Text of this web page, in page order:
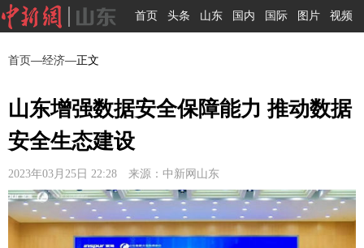
首页 头条 山东 国内 国际 图片 视频
首页—经济—正文
山东增强数据安全保障能力 推动数据
安全生态建设
2023年03月25日 22:28 来源：中新网山东